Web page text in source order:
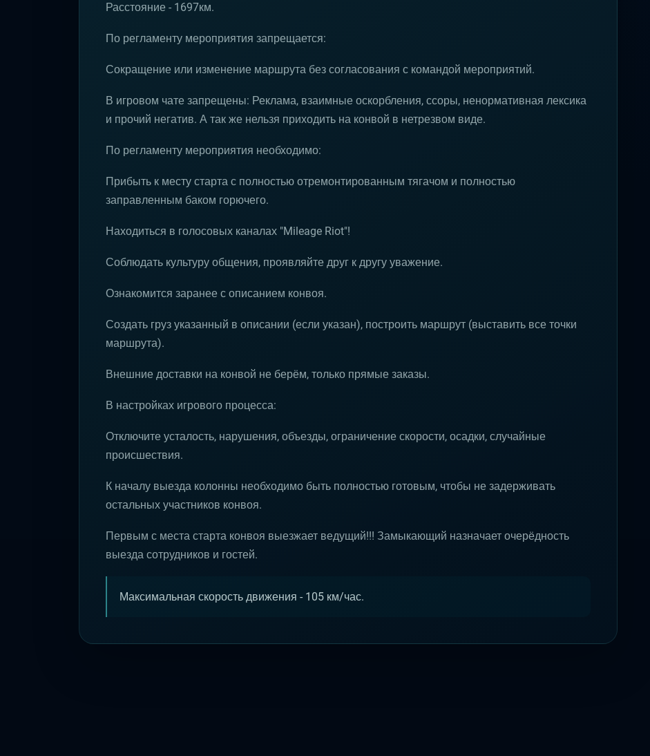
Расстояние - 1697км.
По регламенту мероприятия запрещается:
Сокращение или изменение маршрута без согласования с командой мероприятий.
В игровом чате запрещены: Реклама, взаимные оскорбления, ссоры, ненормативная лексика
и прочий негатив. А так же нельзя приходить на конвой в нетрезвом виде.
По регламенту мероприятия необходимо:
Прибыть к месту старта с полностью отремонтированным тягачом и полностью
заправленным баком горючего.
Находиться в голосовых каналах "Mileage Riot"!
Соблюдать культуру общения, проявляйте друг к другу уважение.
Ознакомится заранее с описанием конвоя.
Создать груз указанный в описании (если указан), построить маршрут (выставить все точки
маршрута).
Внешние доставки на конвой не берём, только прямые заказы.
В настройках игрового процесса:
Отключите усталость, нарушения, объезды, ограничение скорости, осадки, случайные
происшествия.
К началу выезда колонны необходимо быть полностью готовым, чтобы не задерживать
остальных участников конвоя.
Первым с места старта конвоя выезжает ведущий!!! Замыкающий назначает очерёдность
выезда сотрудников и гостей.
Максимальная скорость движения - 105 км/час.